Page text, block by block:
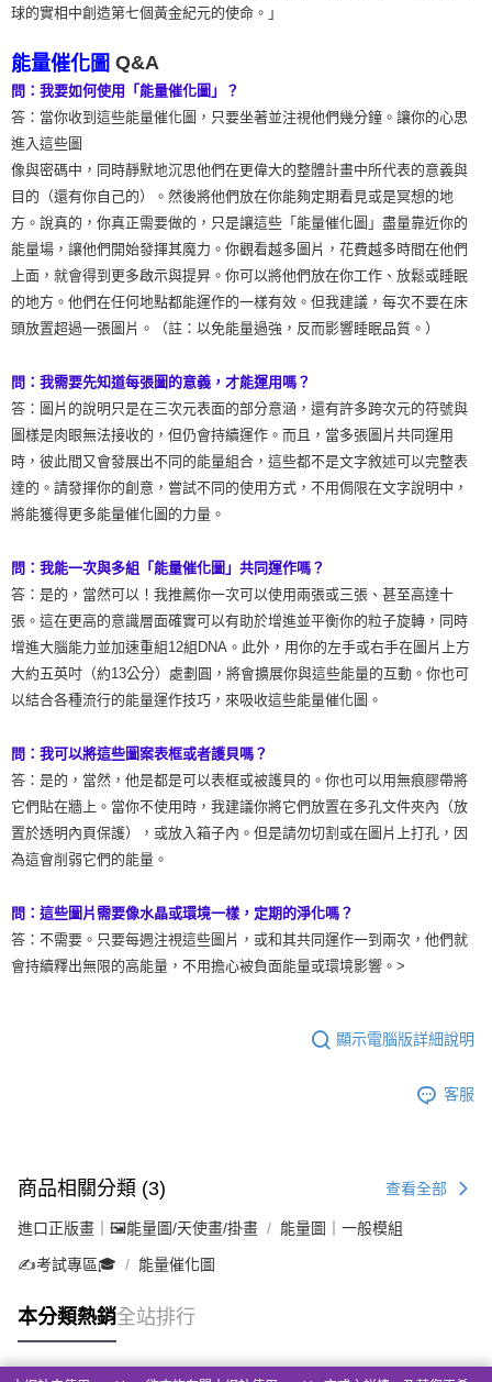
球的實相中創造第七個黃金紀元的使命。」
能量催化圖 Q&A
問：我要如何使用「能量催化圖」？
答：當你收到這些能量催化圖，只要坐著並注視他們幾分鐘。讓你的心思
進入這些圖
像與密碼中，同時靜默地沉思他們在更偉大的整體計畫中所代表的意義與
目的（還有你自己的）。然後將他們放在你能夠定期看見或是冥想的地
方。說真的，你真正需要做的，只是讓這些「能量催化圖」盡量靠近你的
能量場，讓他們開始發揮其魔力。你觀看越多圖片，花費越多時間在他們
上面，就會得到更多啟示與提昇。你可以將他們放在你工作、放鬆或睡眠
的地方。他們在任何地點都能運作的一樣有效。但我建議，每次不要在床
頭放置超過一張圖片。（註：以免能量過強，反而影響睡眠品質。）
問：我需要先知道每張圖的意義，才能運用嗎？
答：圖片的說明只是在三次元表面的部分意涵，還有許多跨次元的符號與
圖樣是肉眼無法接收的，但仍會持續運作。而且，當多張圖片共同運用
時，彼此間又會發展出不同的能量組合，這些都不是文字敘述可以完整表
達的。請發揮你的創意，嘗試不同的使用方式，不用侷限在文字說明中，
將能獲得更多能量催化圖的力量。
問：我能一次與多組「能量催化圖」共同運作嗎？
答：是的，當然可以！我推薦你一次可以使用兩張或三張、甚至高達十
張。這在更高的意識層面確實可以有助於增進並平衡你的粒子旋轉，同時
增進大腦能力並加速重組12組DNA。此外，用你的左手或右手在圖片上方
大約五英吋（約13公分）處劃圓，將會擴展你與這些能量的互動。你也可
以結合各種流行的能量運作技巧，來吸收這些能量催化圖。
問：我可以將這些圖案表框或者護貝嗎？
答：是的，當然，他是都是可以表框或被護貝的。你也可以用無痕膠帶將
它們貼在牆上。當你不使用時，我建議你將它們放置在多孔文件夾內（放
置於透明內頁保護），或放入箱子內。但是請勿切割或在圖片上打孔，因
為這會削弱它們的能量。
問：這些圖片需要像水晶或環境一樣，定期的淨化嗎？
答：不需要。只要每週注視這些圖片，或和其共同運作一到兩次，他們就
會持續釋出無限的高能量，不用擔心被負面能量或環境影響。>
顯示電腦版詳細說明
客服
商品相關分類 (3) 查看全部
進口正版畫｜🖼️能量圖/天使畫/掛畫 能量圖｜一般模組
✍️考試專區🎓 能量催化圖
本分類熱銷全站排行